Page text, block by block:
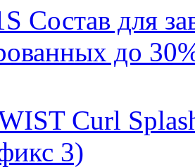
Состав для
до
Curl
3)